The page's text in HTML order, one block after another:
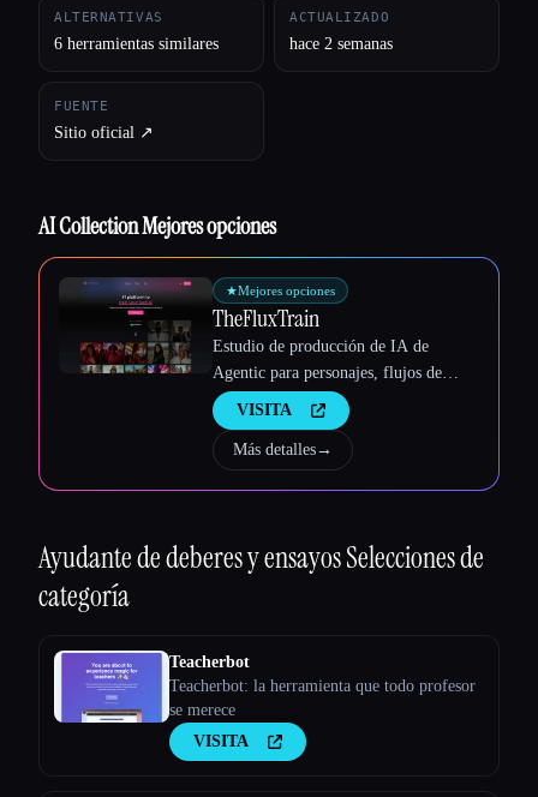
Esc
ALTERNATIVAS
6 herramientas similares
ACTUALIZADO
hace 2 semanas
FUENTE
Sitio oficial ↗︎
AI Collection Mejores opciones
★Mejores opciones
TheFluxTrain
Estudio de producción de IA de
Agentic para personajes, flujos de
trabajo y vídeos coherentes
VISITA
Más detalles→
Ayudante de deberes y ensayosSelecciones de
categoría
Teacherbot
Teacherbot: la herramienta que todo profesor
se merece
VISITA